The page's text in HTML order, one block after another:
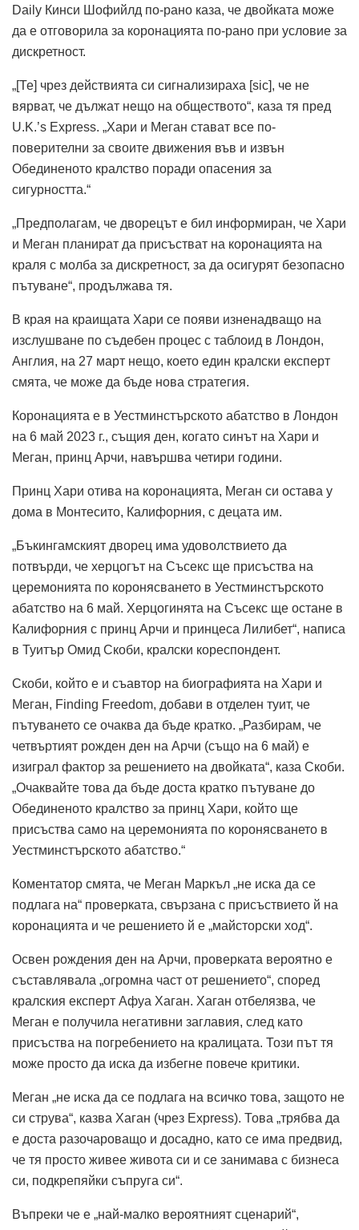
Daily Кинси Шофийлд по-рано каза, че двойката може
да е отговорила за коронацията по-рано при условие за
дискретност.
„[Те] чрез действията си сигнализираха [sic], че не
вярват, че дължат нещо на обществото“, каза тя пред
U.K.’s Express. „Хари и Меган стават все по-
поверителни за своите движения във и извън
Обединеното кралство поради опасения за
сигурността.“
„Предполагам, че дворецът е бил информиран, че Хари
и Меган планират да присъстват на коронацията на
краля с молба за дискретност, за да осигурят безопасно
пътуване“, продължава тя.
В края на краищата Хари се появи изненадващо на
изслушване по съдебен процес с таблоид в Лондон,
Англия, на 27 март нещо, което един кралски експерт
смята, че може да бъде нова стратегия.
Коронацията е в Уестминстърското абатство в Лондон
на 6 май 2023 г., същия ден, когато синът на Хари и
Меган, принц Арчи, навършва четири години.
Принц Хари отива на коронацията, Меган си остава у
дома в Монтесито, Калифорния, с децата им.
„Бъкингамският дворец има удоволствието да
потвърди, че херцогът на Съсекс ще присъства на
церемонията по коронясването в Уестминстърското
абатство на 6 май. Херцогинята на Съсекс ще остане в
Калифорния с принц Арчи и принцеса Лилибет“, написа
в Туитър Омид Скоби, кралски кореспондент.
Скоби, който е и съавтор на биографията на Хари и
Меган, Finding Freedom, добави в отделен туит, че
пътуването се очаква да бъде кратко. „Разбирам, че
четвъртият рожден ден на Арчи (също на 6 май) е
изиграл фактор за решението на двойката“, каза Скоби.
„Очаквайте това да бъде доста кратко пътуване до
Обединеното кралство за принц Хари, който ще
присъства само на церемонията по коронясването в
Уестминстърското абатство.“
Коментатор смята, че Меган Маркъл „не иска да се
подлага на“ проверката, свързана с присъствието й на
коронацията и че решението й е „майсторски ход“.
Освен рождения ден на Арчи, проверката вероятно е
съставлявала „огромна част от решението“, според
кралския експерт Афуа Хаган. Хаган отбелязва, че
Меган е получила негативни заглавия, след като
присъства на погребението на кралицата. Този път тя
може просто да иска да избегне повече критики.
Меган „не иска да се подлага на всичко това, защото не
си струва“, казва Хаган (чрез Express). Това „трябва да
е доста разочароващо и досадно, като се има предвид,
че тя просто живее живота си и се занимава с бизнеса
си, подкрепяйки съпруга си“.
Въпреки че е „най-малко вероятният сценарий“,